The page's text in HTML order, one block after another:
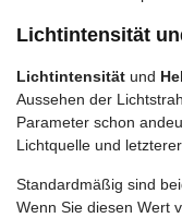
Lichtintensität
Lichtintensität und
Aussehen der
Parameter schon
Lichtquelle und
Standardmäßig sind
Wenn Sie diesen Wert